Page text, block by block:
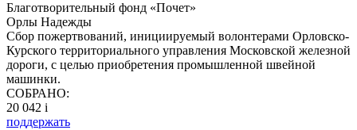
Благотворительный фонд «Почет»
Орлы Надежды
Сбор пожертвований, инициируемый волонтерами Орловско-
Курского территориального управления Московской железной
дороги, с целью приобретения промышленной швейной
машинки.
СОБРАНО:
20 042 i
поддержать